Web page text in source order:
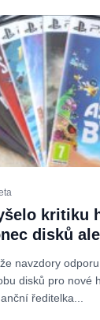
kritiku
disků
navzdory
disků pro nové
ředitelka...